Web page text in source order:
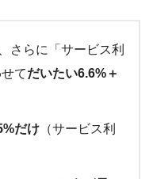
さらに「サービス利
てだいたい6.6%＋
だけ （サービス利